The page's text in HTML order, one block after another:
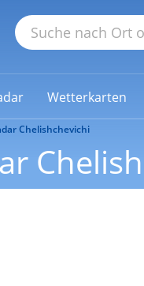
Wetterkarten
Chelishchevichi